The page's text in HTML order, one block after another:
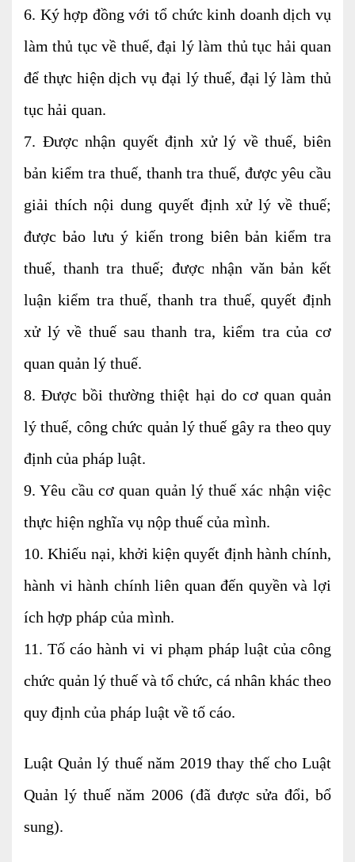
6. Ký hợp đồng với tổ chức kinh doanh dịch vụ
làm thủ tục về thuế, đại lý làm thủ tục hải quan
để thực hiện dịch vụ đại lý thuế, đại lý làm thủ
tục hải quan.
7. Được nhận quyết định xử lý về thuế, biên
bản kiểm tra thuế, thanh tra thuế, được yêu cầu
giải thích nội dung quyết định xử lý về thuế;
được bảo lưu ý kiến trong biên bản kiểm tra
thuế, thanh tra thuế; được nhận văn bản kết
luận kiểm tra thuế, thanh tra thuế, quyết định
xử lý về thuế sau thanh tra, kiểm tra của cơ
quan quản lý thuế.
8. Được bồi thường thiệt hại do cơ quan quản
lý thuế, công chức quản lý thuế gây ra theo quy
định của pháp luật.
9. Yêu cầu cơ quan quản lý thuế xác nhận việc
thực hiện nghĩa vụ nộp thuế của mình.
10. Khiếu nại, khởi kiện quyết định hành chính,
hành vi hành chính liên quan đến quyền và lợi
ích hợp pháp của mình.
11. Tố cáo hành vi vi phạm pháp luật của công
chức quản lý thuế và tổ chức, cá nhân khác theo
quy định của pháp luật về tố cáo.
Luật Quản lý thuế năm 2019 thay thế cho Luật
Quản lý thuế năm 2006 (đã được sửa đổi, bổ
sung).